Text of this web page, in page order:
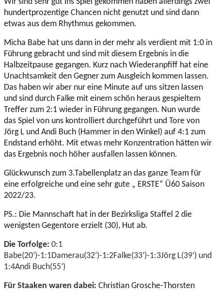
hundertprozentige Chancen nicht genutzt und sind dann
etwas aus dem Rhythmus gekommen.
Micha Babe hat uns dann in der mehr als verdient mit 1:0 in
Führung gebracht und sind mit diesem Ergebnis in die
Halbzeitpause gegangen. Kurz nach Wiederanpfiff hat eine
Unachtsamkeit den Gegner zum Ausgleich kommen lassen.
Das haben wir aber nur eine Minute auf uns sitzen lassen
und sind durch Falke mit einem schön heraus gespieltem
Treffer zum 2:1 wieder in Führung gegangen. Nun wurde
das Spiel von uns kontrolliert durchgeführt und Tore von
Jörg L und Andi Buch (Hammer in den Winkel) auf 4:1 zum
Endstand erhöht. Mit etwas mehr Konzentration hätten wir
das Ergebnis noch höher ausfallen lassen können.
Glückwunsch zum 3.Tabellenplatz an das ganze Team für
eine erfolgreiche und eine sehr gute „ ERSTE“ Ü60 Saison
2022/23.
PS.: Die Mannschaft hat in der Bezirksliga Staffel 2 die
wenigsten Gegentore erzielt (30), Hut ab.
Die Torfolge: 0:1
Babe(20‘)-1:1Damerau(32‘)-1:2Falke(33‘)-1:3Jörg L(39‘) und
1:4Andi Buch(55‘)
Für Staaken waren dabei: Christian Grosche-Thorsten